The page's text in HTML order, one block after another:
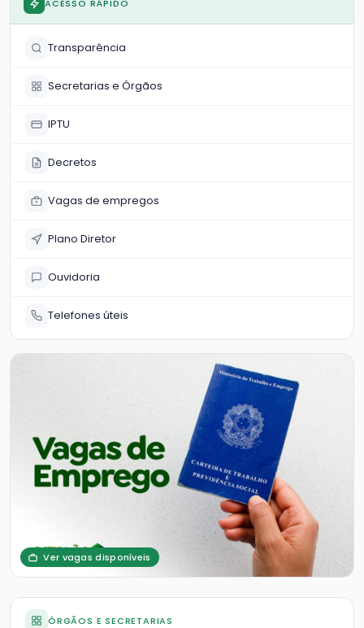
ACESSO RÁPIDO
Transparência
Secretarias e Órgãos
IPTU
Decretos
Vagas de empregos
Plano Diretor
Ouvidoria
Telefones úteis
Ver vagas disponíveis
ÓRGÃOS E SECRETARIAS